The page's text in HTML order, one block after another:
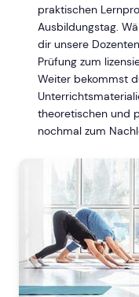
praktischen
Ausbildungstag.
dir unsere
Prüfung zum
Weiter bekommst
theoretischen und
nochmal zum